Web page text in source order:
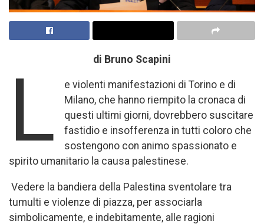
di Bruno Scapini
L
e violenti manifestazioni di Torino e di
Milano, che hanno riempito la cronaca di
questi ultimi giorni, dovrebbero suscitare
fastidio e insofferenza in tutti coloro che
sostengono con animo spassionato e
spirito umanitario la causa palestinese.
Vedere la bandiera della Palestina sventolare tra
tumulti e violenze di piazza, per associarla
simbolicamente, e indebitamente, alle ragioni